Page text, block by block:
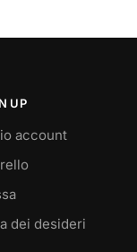
opzioni
UP
account
dei desideri